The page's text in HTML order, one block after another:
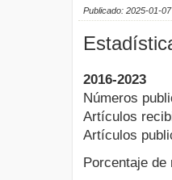
Publicado: 2025-01-07
2016-2023
Números
Artículos
Artículos
Porcentaje